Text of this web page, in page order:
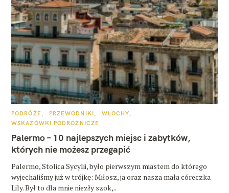
K
T
G
O
R
PODRÓŻE PRZEWODNIKI
WŁOCHY
WSKAZÓWKI PODRÓŻNICZE
Palermo – 10 najlepszych miejsc i zabytków,
których nie możesz przegapić
Palermo, Stolica Sycylii, było pierwszym miastem do którego
wyjechaliśmy już w trójkę: Miłosz, ja oraz nasza mała córeczka
Lily. Był to dla mnie niezły szok,..